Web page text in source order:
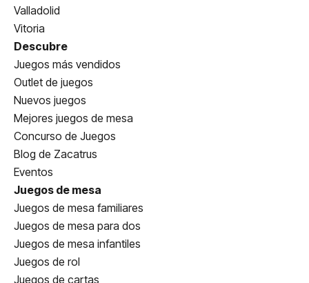
Valladolid
Vitoria
Descubre
Juegos más vendidos
Outlet de juegos
Nuevos juegos
Mejores juegos de mesa
Concurso de Juegos
Blog de Zacatrus
Eventos
Juegos de mesa
Juegos de mesa familiares
Juegos de mesa para dos
Juegos de mesa infantiles
Juegos de rol
Juegos de cartas